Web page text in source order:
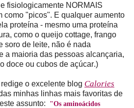
fisiologicamente NORMAIS
como "picos". E qualquer aumento
proteína - mesmo uma proteína
como o queijo cottage, frango
soro de leite, não é nada
a maioria das pessoas alcançaria,
doce ou cubos de açúcar.)
redige o excelente blog Calories
minhas linhas mais favoritas de
assunto:
"Os aminoácidos